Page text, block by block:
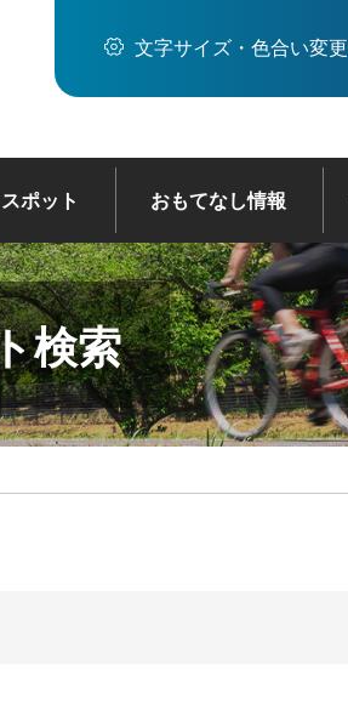
文字サイズ・色合い変更
ポット おもてなし情報
検索